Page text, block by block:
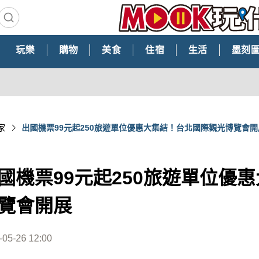
玩樂 購物 美食 住宿 生活 墨刻
出國機票99元起250旅遊單位優惠大集結！台北國際觀光博覽會
機票99元起250旅遊單位優
會開展
05-26 12:00